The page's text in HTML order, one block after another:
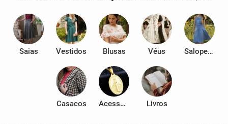
Saias Vestidos Blusas Véus Salopetes
Casacos Acessórios Livros